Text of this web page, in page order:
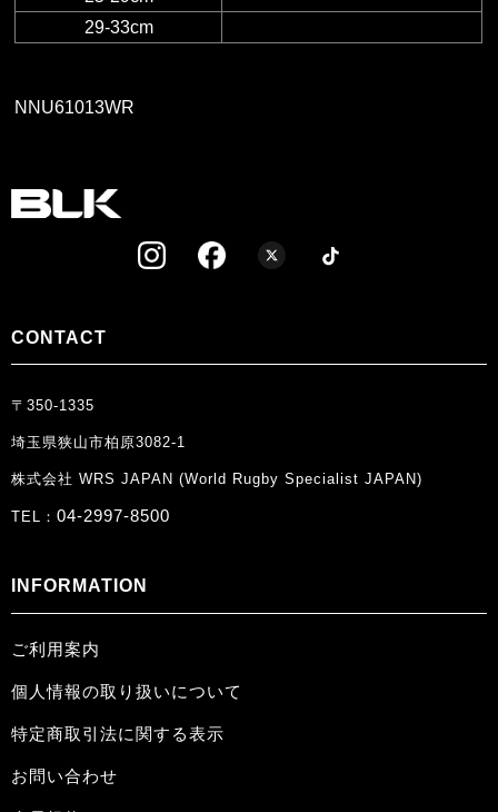
29-33cm
NNU61013WR
CONTACT
〒350-1335
埼玉県狭山市柏原3082-1
株式会社 WRS JAPAN (World Rugby Specialist JAPAN)
TEL： 04-2997-8500
INFORMATION
ご利用案内
個人情報の取り扱いについて
特定商取引法に関する表示
お問い合わせ